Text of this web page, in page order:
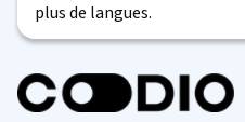
plus de langues.